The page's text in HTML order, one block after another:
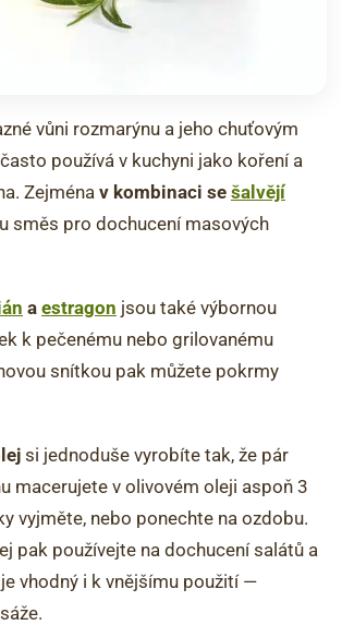
vůni rozmarýnu a jeho chuťovým
používá v kuchyni jako koření a
Zejména v kombinaci se šalvějí
směs pro dochucení masových
a estragon jsou také výbornou
k pečenému nebo grilovanému
snítkou pak můžete pokrmy
si jednoduše vyrobíte tak, že pár
macerujete v olivovém oleji aspoň 3
vyjměte, nebo ponechte na ozdobu.
pak používejte na dochucení salátů a
vhodný i k vnějšímu použití —